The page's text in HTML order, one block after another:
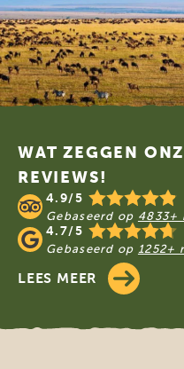
WAT ZEGGEN
REVIEWS!
4.9/5
Gebaseerd op 4833+
4.7/5
Gebaseerd op 1252+
LEES MEER